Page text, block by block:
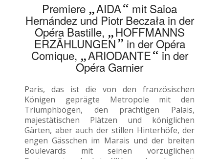
Premiere „AIDA“ mit Saioa
Hernández und Piotr Beczała in der
Opéra Bastille, „HOFFMANNS
ERZÄHLUNGEN” in der Opéra
Comique, „ARIODANTE“ in der
Opéra Garnier
Paris, das ist die von den französischen
Königen geprägte Metropole mit den
Triumphbögen, den prächtigen Palais,
majestätischen Plätzen und königlichen
Gärten, aber auch der stillen Hinterhöfe, der
engen Gässchen im Marais und der breiten
Boulevards mit seinen vorzüglichen